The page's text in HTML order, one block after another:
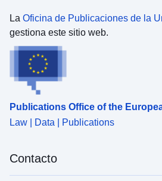
La Oficina de Publicaciones de la
gestiona este sitio web.
Publications Office of the
Law | Data | Publications
Contacto